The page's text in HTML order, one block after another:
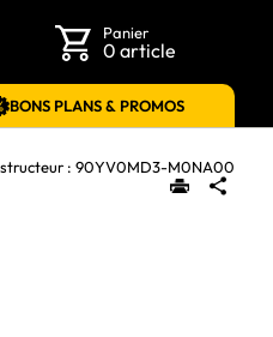
Panier
0 article
BONS PLANS & PROMOS
: 90YV0MD3-M0NA00